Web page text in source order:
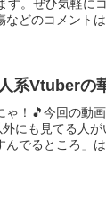
す。ぜひ気軽に
どのコメント
系Vtuberの
！🎵今回の動
にも見てる人
んでるところ」